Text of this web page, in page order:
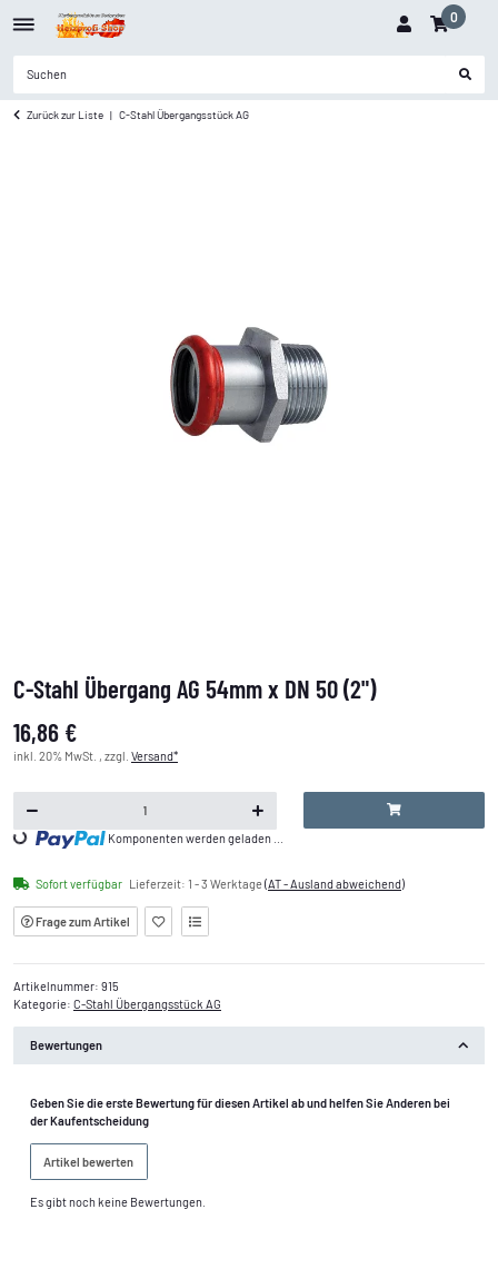
0
Zurück zur Liste C-Stahl Übergangsstück AG
C-Stahl Übergang AG 54mm x DN 50 (2")
16,86 €
inkl. 20% MwSt. , zzgl. Versand*
Loading... Komponenten werden geladen ...
Sofort verfügbar Lieferzeit: 1 - 3 Werktage(AT - Ausland abweichend)
Frage zum Artikel
Artikelnummer: 915
Kategorie: C-Stahl Übergangsstück AG
Bewertungen
Geben Sie die erste Bewertung für diesen Artikel ab und helfen Sie Anderen bei
der Kaufentscheidung
Artikel bewerten
Es gibt noch keine Bewertungen.